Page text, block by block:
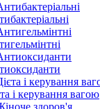
і керування вагою